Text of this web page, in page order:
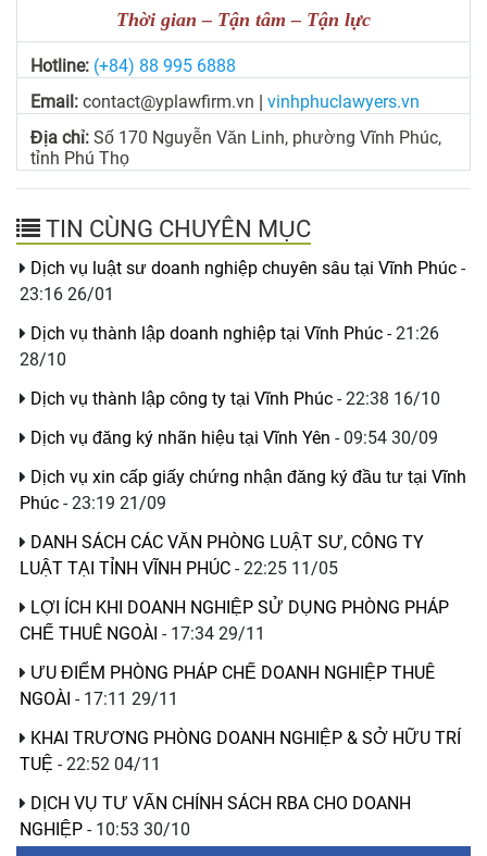
Thời gian – Tận tâm – Tận lực
Hotline: (+84) 88 995 6888
Email: contact@yplawfirm.vn
vinhphuclawyers.vn
Địa chỉ: Số 170 Nguyễn Văn Linh, phường Vĩnh Phúc,
tỉnh Phú Thọ
TIN CÙNG CHUYÊN MỤC
Dịch vụ luật sư doanh nghiệp chuyên sâu tại Vĩnh Phúc -
23:16 26/01
Dịch vụ thành lập doanh nghiệp tại Vĩnh Phúc - 21:26
28/10
Dịch vụ thành lập công ty tại Vĩnh Phúc - 22:38 16/10
Dịch vụ đăng ký nhãn hiệu tại Vĩnh Yên - 09:54 30/09
Dịch vụ xin cấp giấy chứng nhận đăng ký đầu tư tại Vĩnh
Phúc - 23:19 21/09
DANH SÁCH CÁC VĂN PHÒNG LUẬT SƯ, CÔNG TY
LUẬT TẠI TỈNH VĨNH PHÚC - 22:25 11/05
LỢI ÍCH KHI DOANH NGHIỆP SỬ DỤNG PHÒNG PHÁP
CHẾ THUÊ NGOÀI - 17:34 29/11
ƯU ĐIỂM PHÒNG PHÁP CHẾ DOANH NGHIỆP THUÊ
NGOÀI - 17:11 29/11
KHAI TRƯƠNG PHÒNG DOANH NGHIỆP & SỞ HỮU TRÍ
TUỆ - 22:52 04/11
DỊCH VỤ TƯ VẤN CHÍNH SÁCH RBA CHO DOANH
NGHIỆP - 10:53 30/10